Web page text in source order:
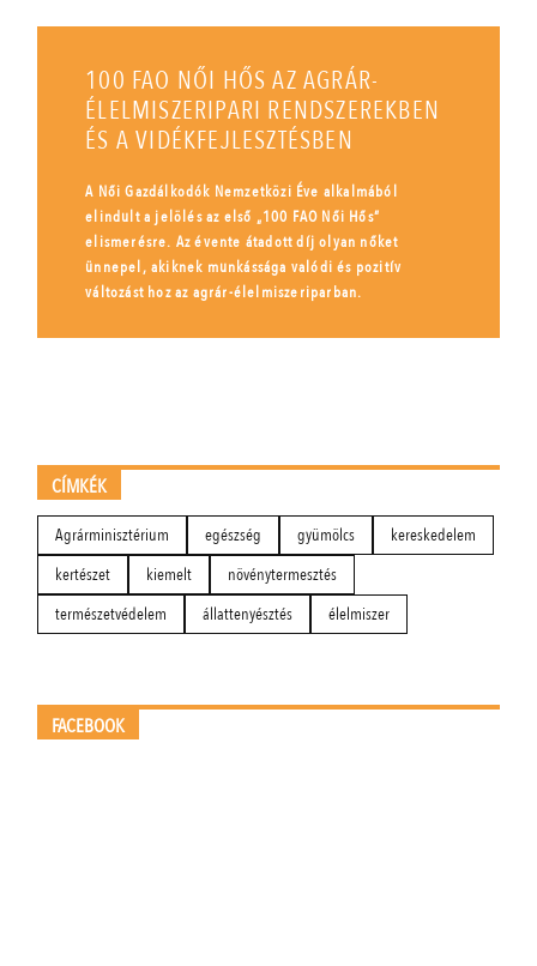
100 FAO NŐI HŐS AZ AGRÁR-
ÉLELMISZERIPARI RENDSZEREKBEN
ÉS A VIDÉKFEJLESZTÉSBEN
A Női Gazdálkodók Nemzetközi Éve alkalmából
elindult a jelölés az első „100 FAO Női Hős”
elismerésre. Az évente átadott díj olyan nőket
ünnepel, akiknek munkássága valódi és pozitív
változást hoz az agrár-élelmiszeriparban.
CÍMKÉK
Agrárminisztérium egészség gyümölcs
kereskedelem
kertészet
kiemelt
növénytermesztés
természetvédelem
állattenyésztés élelmiszer
FACEBOOK